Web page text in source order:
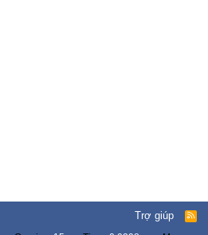
Trợ giúp
R